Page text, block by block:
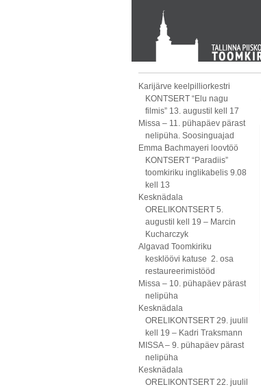
KONTAKT
Toom-Kooli 6, 10130 TALLINN
tallinna.toom@eelk.ee
Karijärve keelpilliorkestri
KONTSERT “Elu nagu
filmis” 13. augustil kell 17
Missa – 11. pühapäev pärast
nelipüha. Soosinguajad
Emma Bachmayeri loovtöö
KONTSERT “Paradiis”
toomkiriku inglikabelis 9.08
kell 13
Kesknädala
ORELIKONTSERT 5.
augustil kell 19 – Marcin
Kucharczyk
Algavad Toomkiriku
kesklöövi katuse 2. osa
restaureerimistööd
Missa – 10. pühapäev pärast
nelipüha
Kesknädala
ORELIKONTSERT 29. juulil
kell 19 – Kadri Traksmann
MISSA – 9. pühapäev pärast
nelipüha
Kesknädala
ORELIKONTSERT 22. juulil